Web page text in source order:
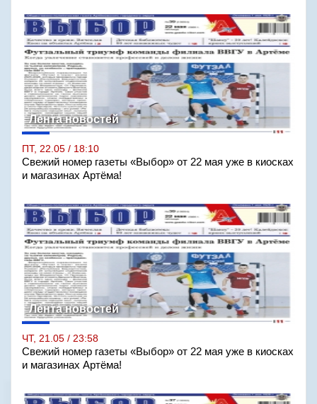
Лента новостей
ПТ, 22.05 / 18:10
Свежий номер газеты «Выбор» от 22 мая уже в киосках
и магазинах Артёма!
Лента новостей
ЧТ, 21.05 / 23:58
Свежий номер газеты «Выбор» от 22 мая уже в киосках
и магазинах Артёма!